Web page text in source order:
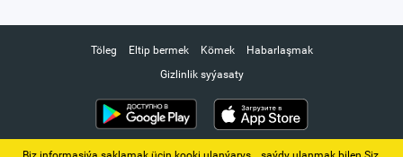
Töleg Eltip bermek Kömek
Habarlaşmak
Gizlinlik syýasaty